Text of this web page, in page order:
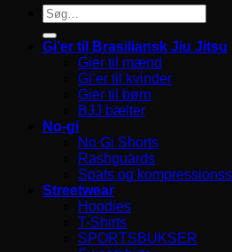
Søg
efter:
Gi’er til Brasiliansk Jiu Jitsu
Gier til mænd
Gi’er til kvinder
Gier til børn
BJJ bælter
No-gi
No Gi Shorts
Rashguards
Spats og
Streetwear
Hoodies
T-Shirts
SPORTSBUKSER